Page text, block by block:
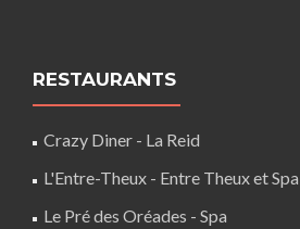
RESTAURANTS
Crazy Diner - La Reid
L'Entre-Theux - Entre Theux et Spa
Le Pré des Oréades - Spa